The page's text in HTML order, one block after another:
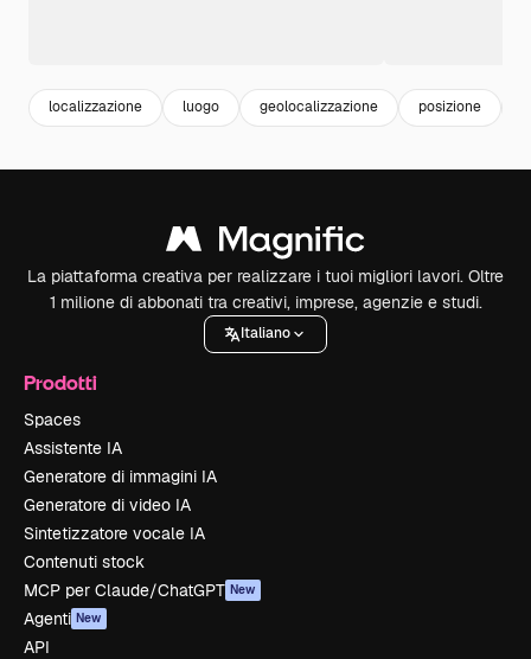
localizzazione luogo geolocalizzazione posizione
La piattaforma creativa per realizzare i tuoi migliori lavori. Oltre
1 milione di abbonati tra creativi, imprese, agenzie e studi.
Italiano
Prodotti
Spaces
Assistente IA
Generatore di immagini IA
Generatore di video IA
Sintetizzatore vocale IA
Contenuti stock
MCP per Claude/ChatGPT New
Agenti New
API